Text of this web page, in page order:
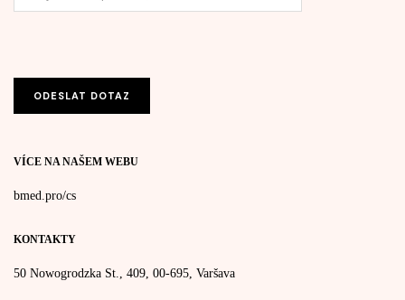
VÍCE NA NAŠEM WEBU
bmed.pro/cs
KONTAKTY
50 Nowogrodzka St., 409, 00-695, Varšava